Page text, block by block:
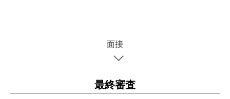
面接
最終審査